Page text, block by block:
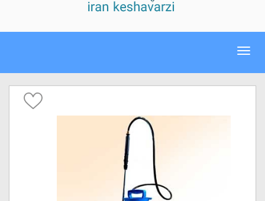
Toggle